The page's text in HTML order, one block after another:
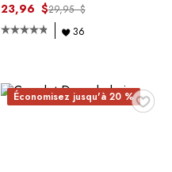
23,96 $29,95 $
36
♥
Économisez jusqu'à 20 %